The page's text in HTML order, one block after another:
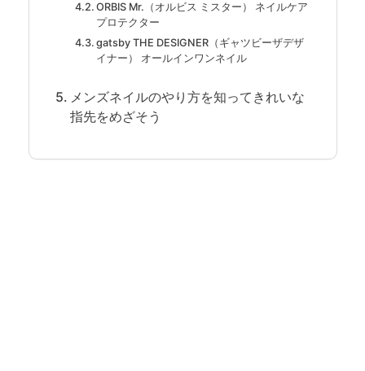
ORBIS Mr.（オルビス ミスター） ネイルケア
プロテクター
gatsby THE DESIGNER（ギャツビーザデザ
イナー） オールインワンネイル
メンズネイルのやり方を知ってきれいな
指先をめざそう